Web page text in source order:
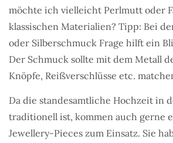
möchte ich vielleicht Perlmutt oder
klassischen Materialien? Tipp: Bei
oder Silberschmuck Frage hilft ein
Der Schmuck sollte mit dem Metall
Knöpfe, Reißverschlüsse etc.
Da die standesamtliche Hochzeit in
traditionell ist, kommen auch gerne
Jewellery-Pieces zum Einsatz. Sie